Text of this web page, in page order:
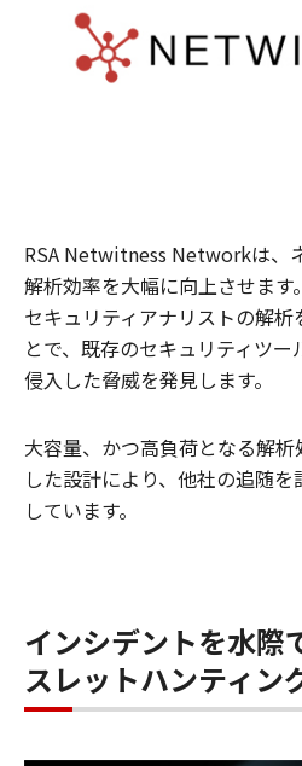
RSA Netwitness Networkは、
解析効率を大幅に向上させます。
セキュリティアナリストの解
とで、既存のセキュリティツ
侵入した脅威を発見します。
大容量、かつ高負荷となる解
した設計により、他社の追随
しています。
インシデントを水際
スレットハンティン